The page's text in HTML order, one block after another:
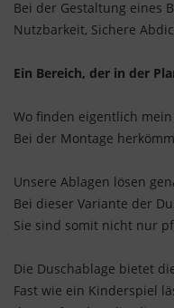
Bei der Gestaltung eines
Nutzbarkeit, Sichere
Ein Bereich, der in der
Wo finden eigentlich mein
Bei der Montage
Unsere Ablagen lösen
Bei dieser Variante der
Sie sind somit nicht nur
Die Duschablage bietet
Fast wie ein Kinderspiel